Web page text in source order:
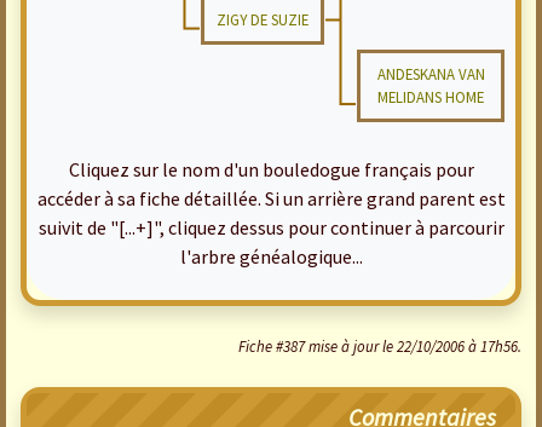
ZIGY DE SUZIE
ANDESKANA VAN
MELIDANS HOME
Cliquez sur le nom d'un bouledogue français pour
accéder à sa fiche détaillée. Si un arrière grand parent est
suivit de "[...+]", cliquez dessus pour continuer à parcourir
l'arbre généalogique...
Fiche #387 mise à jour le 22/10/2006 à 17h56.
Commentaires